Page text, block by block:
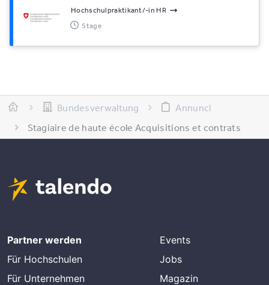
Hochschulpraktikant/-in HR
Stage
Bundesverwaltung
Annunci
Stagiaire de haute école Acquisitions et contrats
Partner werden
Für Hochschulen
Für Unternehmen
Events
Jobs
Magazin